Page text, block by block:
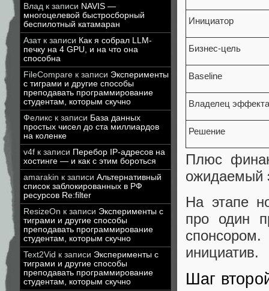
Влад к записи NAVIS —
многоцелевой быстросборный
беспилотный катамаран
Азатк записи Как я собрал LLM-
печку на 4 GPU, и на что она
способна
FileCompare к записи Эксперименты
с тиграми и другие способы
преподавать программирование
студентам, которым скучно
Феликс к записи База данных
простых чисел до ста миллиардов
на коленке
v4f к записи Перебор IP-адресов на
хостинге — и как с этим бороться
amarakin к записи Альтернативный
список заблокированных в РФ
ресурсов Re:filter
ResizeOn к записи Эксперименты с
тиграми и другие способы
преподавать программирование
студентам, которым скучно
Text2Vid к записи Эксперименты с
тиграми и другие способы
преподавать программирование
студентам, которым скучно
Инициатор
Бизнес-цель
Baseline
Владелец эффекта
Решение
Плюс
ожидаемый
На этапе
про один
инициатив.
Шаг